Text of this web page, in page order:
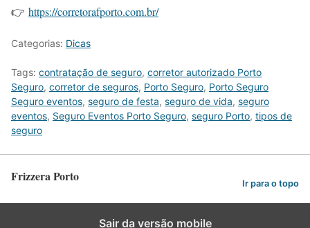
👉 https://corretorafporto.com.br/
Categorias: Dicas
Tags: contratação de seguro, corretor autorizado Porto
Seguro, corretor de seguros, Porto Seguro, Porto Seguro
Seguro eventos, seguro de festa, seguro de vida, seguro
eventos, Seguro Eventos Porto Seguro, seguro Porto, tipos de
seguro
Frizzera Porto Ir para o topo
Sair da versão mobile